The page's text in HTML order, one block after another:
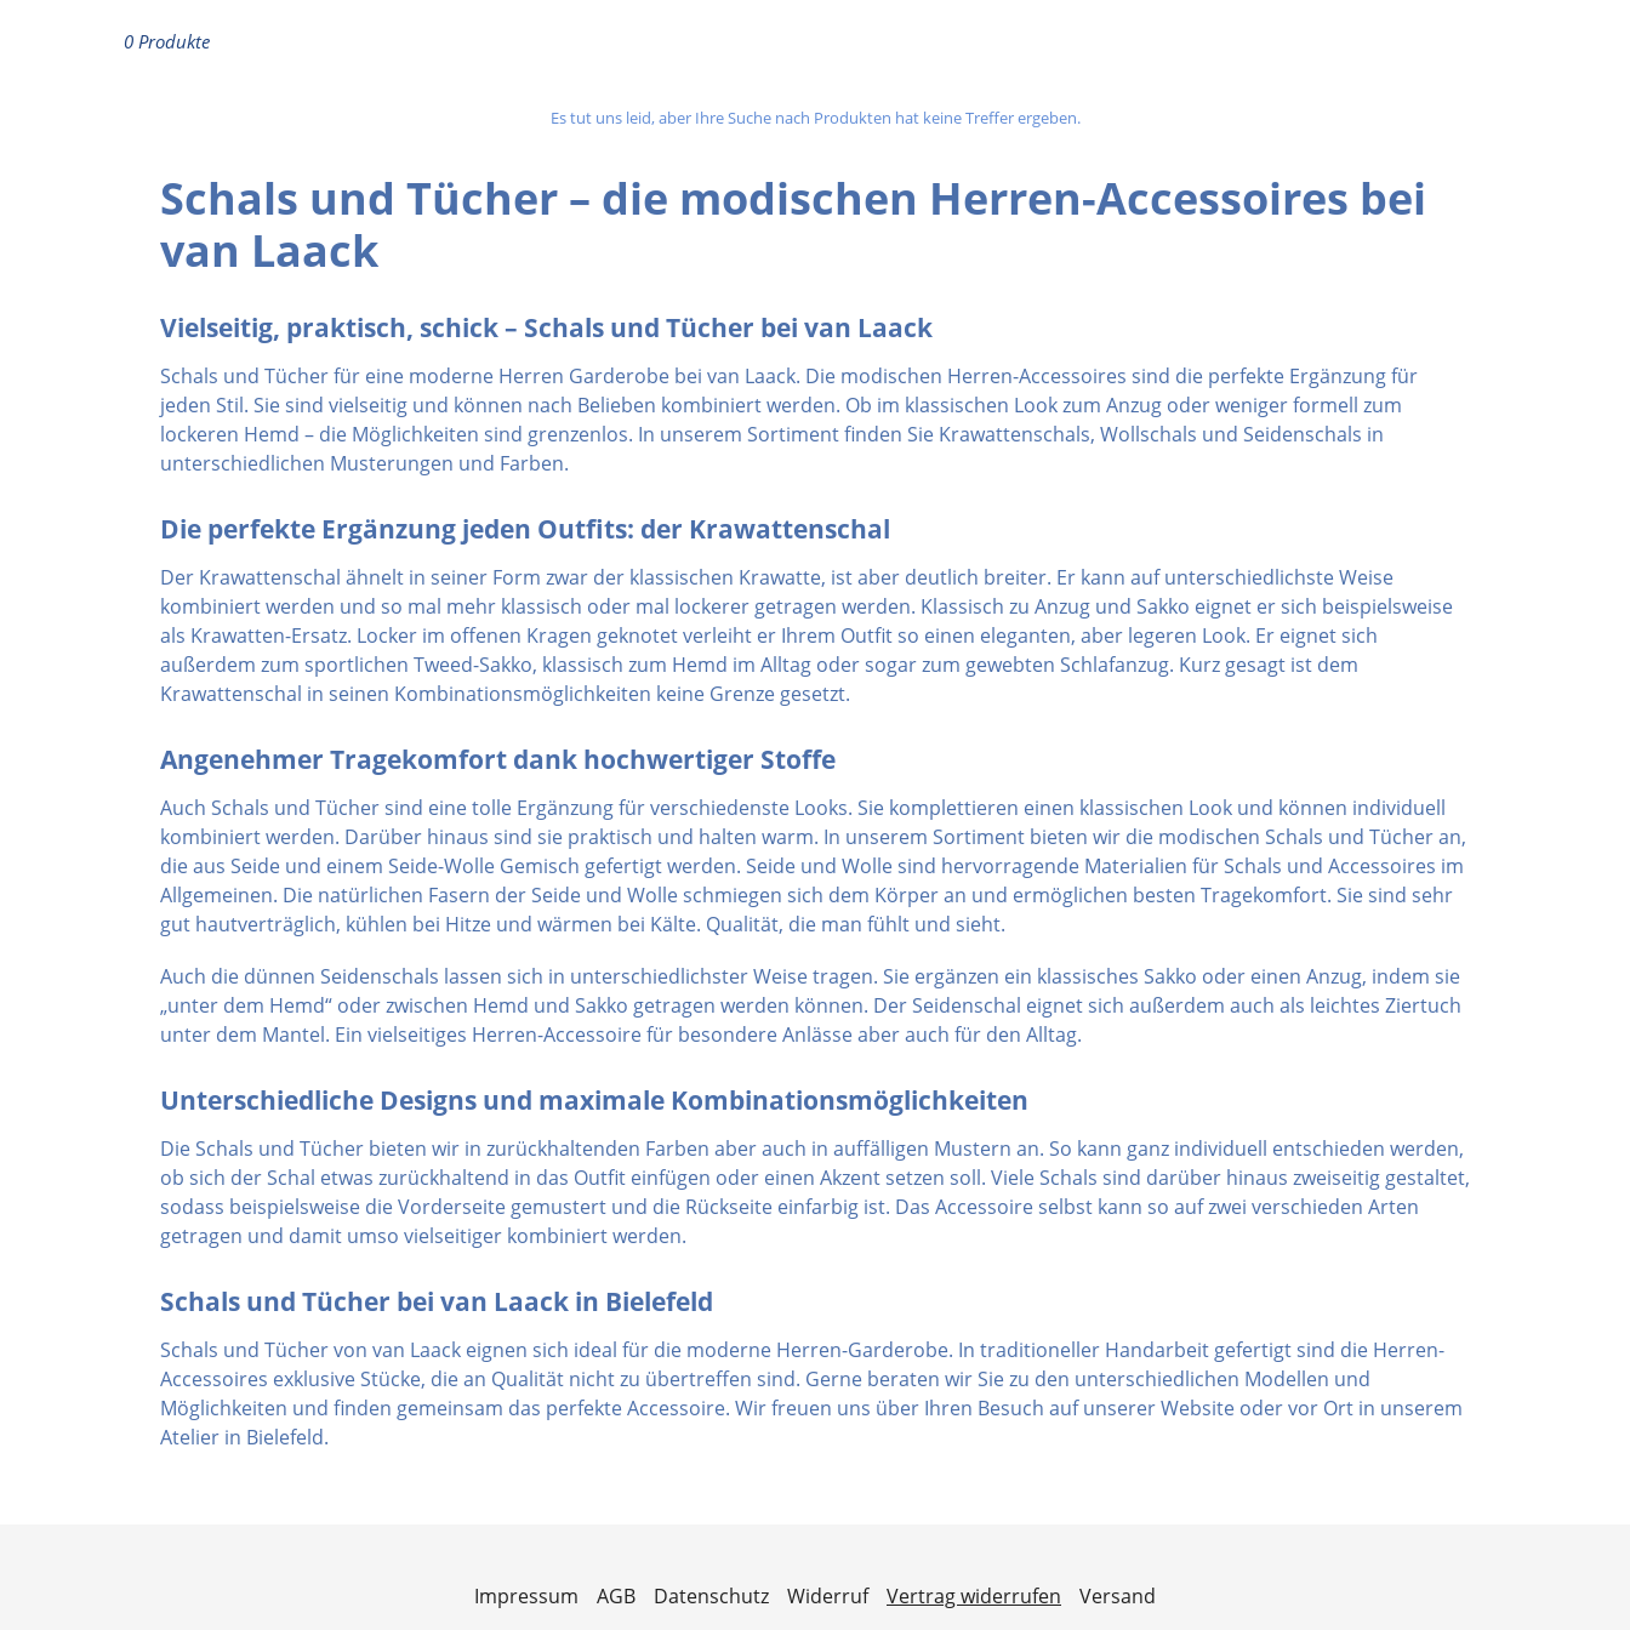
g
0 Produkte
Es tut uns leid, aber Ihre Suche nach Produkten hat keine Treffer ergeben.
Schals und Tücher – die modischen Herren-Accessoires bei
van Laack
Vielseitig, praktisch, schick – Schals und Tücher bei van Laack
Schals und Tücher für eine moderne Herren Garderobe bei van Laack. Die modischen Herren-Accessoires sind die perfekte Ergänzung für
jeden Stil. Sie sind vielseitig und können nach Belieben kombiniert werden. Ob im klassischen Look zum Anzug oder weniger formell zum
lockeren Hemd – die Möglichkeiten sind grenzenlos. In unserem Sortiment finden Sie Krawattenschals, Wollschals und Seidenschals in
unterschiedlichen Musterungen und Farben.
Die perfekte Ergänzung jeden Outfits: der Krawattenschal
Der Krawattenschal ähnelt in seiner Form zwar der klassischen Krawatte, ist aber deutlich breiter. Er kann auf unterschiedlichste Weise
kombiniert werden und so mal mehr klassisch oder mal lockerer getragen werden. Klassisch zu Anzug und Sakko eignet er sich beispielsweise
als Krawatten-Ersatz. Locker im offenen Kragen geknotet verleiht er Ihrem Outfit so einen eleganten, aber legeren Look. Er eignet sich
außerdem zum sportlichen Tweed-Sakko, klassisch zum Hemd im Alltag oder sogar zum gewebten Schlafanzug. Kurz gesagt ist dem
Krawattenschal in seinen Kombinationsmöglichkeiten keine Grenze gesetzt.
Angenehmer Tragekomfort dank hochwertiger Stoffe
Auch Schals und Tücher sind eine tolle Ergänzung für verschiedenste Looks. Sie komplettieren einen klassischen Look und können individuell
kombiniert werden. Darüber hinaus sind sie praktisch und halten warm. In unserem Sortiment bieten wir die modischen Schals und Tücher an,
die aus Seide und einem Seide-Wolle Gemisch gefertigt werden. Seide und Wolle sind hervorragende Materialien für Schals und Accessoires im
Allgemeinen. Die natürlichen Fasern der Seide und Wolle schmiegen sich dem Körper an und ermöglichen besten Tragekomfort. Sie sind sehr
gut hautverträglich, kühlen bei Hitze und wärmen bei Kälte. Qualität, die man fühlt und sieht.
Auch die dünnen Seidenschals lassen sich in unterschiedlichster Weise tragen. Sie ergänzen ein klassisches Sakko oder einen Anzug, indem sie
„unter dem Hemd“ oder zwischen Hemd und Sakko getragen werden können. Der Seidenschal eignet sich außerdem auch als leichtes Ziertuch
unter dem Mantel. Ein vielseitiges Herren-Accessoire für besondere Anlässe aber auch für den Alltag.
Unterschiedliche Designs und maximale Kombinationsmöglichkeiten
Die Schals und Tücher bieten wir in zurückhaltenden Farben aber auch in auffälligen Mustern an. So kann ganz individuell entschieden werden,
ob sich der Schal etwas zurückhaltend in das Outfit einfügen oder einen Akzent setzen soll. Viele Schals sind darüber hinaus zweiseitig gestaltet,
sodass beispielsweise die Vorderseite gemustert und die Rückseite einfarbig ist. Das Accessoire selbst kann so auf zwei verschieden Arten
getragen und damit umso vielseitiger kombiniert werden.
Schals und Tücher bei van Laack in Bielefeld
Schals und Tücher von van Laack eignen sich ideal für die moderne Herren-Garderobe. In traditioneller Handarbeit gefertigt sind die Herren-
Accessoires exklusive Stücke, die an Qualität nicht zu übertreffen sind. Gerne beraten wir Sie zu den unterschiedlichen Modellen und
Möglichkeiten und finden gemeinsam das perfekte Accessoire. Wir freuen uns über Ihren Besuch auf unserer Website oder vor Ort in unserem
Atelier in Bielefeld.
Impressum AGB Datenschutz Widerruf Vertrag widerrufen Versand